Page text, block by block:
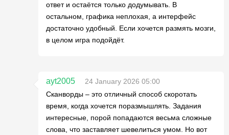
ответ и остаётся только додумывать. В
остальном, графика неплохая, а интерфейс
достаточно удобный. Если хочется размять мозги,
в целом игра подойдёт.
ayt2005
24 January 2026 05:00
Сканворды – это отличный способ скоротать
время, когда хочется поразмышлять. Задания
интересные, порой попадаются весьма сложные
слова, что заставляет шевелиться умом. Но вот